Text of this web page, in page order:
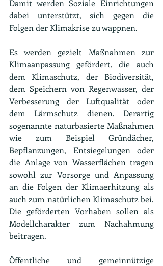
Damit werden Soziale Einrichtungen
dabei unterstützt, sich gegen die
Folgen der Klimakrise zu wappnen.
Es werden gezielt Maßnahmen zur
Klimaanpassung gefördert, die auch
dem Klimaschutz, der Biodiversität,
dem Speichern von Regenwasser, der
Verbesserung der Luftqualität oder
dem Lärmschutz dienen. Derartig
sogenannte naturbasierte Maßnahmen
wie zum Beispiel Gründächer,
Bepflanzungen, Entsiegelungen oder
die Anlage von Wasserflächen tragen
sowohl zur Vorsorge und Anpassung
an die Folgen der Klimaerhitzung als
auch zum natürlichen Klimaschutz bei.
Die geförderten Vorhaben sollen als
Modellcharakter zum Nachahmung
beitragen.
Öffentliche und gemeinnützige